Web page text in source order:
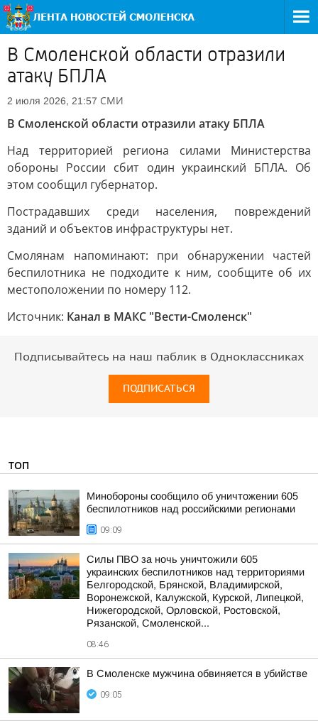
В Смоленской области отразили
атаку БПЛА
2 июля 2026, 21:57 СМИ
В Смоленской области отразили атаку БПЛА
Над территорией региона силами Министерства
обороны России сбит один украинский БПЛА. Об
этом сообщил губернатор.
Пострадавших среди населения, повреждений
зданий и объектов инфраструктуры нет.
Смолянам напоминают: при обнаружении частей
беспилотника не подходите к ним, сообщите об их
местоположении по номеру 112.
Источник: Канал в МАКС "Вести-Смоленск"
Подписывайтесь на наш паблик в Одноклассниках
ПОДПИСАТЬСЯ
ТОП
Минобороны сообщило об уничтожении 605
беспилотников над российскими регионами
09:09
Силы ПВО за ночь уничтожили 605
украинских беспилотников над территориями
Белгородской, Брянской, Владимирской,
Воронежской, Калужской, Курской, Липецкой,
Нижегородской, Орловской, Ростовской,
Рязанской, Смоленской...
08:46
В Смоленске мужчина обвиняется в убийстве
09:05